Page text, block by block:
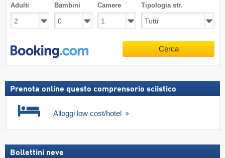
Adulti Bambini Camere Tipologia str.
Cerca
Prenota online questo comprensorio sciistico
Alloggi low cost/hotel
Bollettini neve